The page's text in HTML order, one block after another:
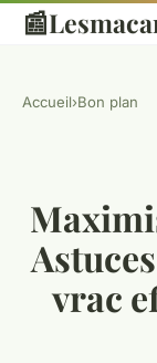
📰
Accueil›Bon plan
vrac